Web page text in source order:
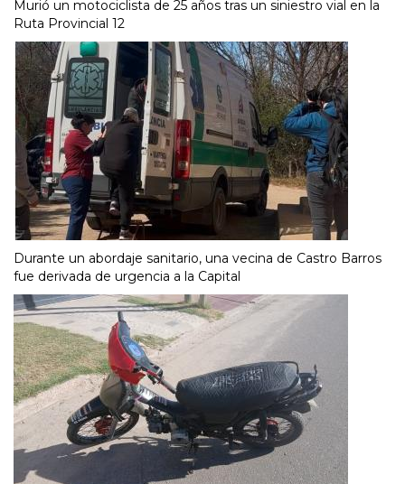
Murió un motociclista de 25 años tras un siniestro vial en la
Ruta Provincial 12
Durante un abordaje sanitario, una vecina de Castro Barros
fue derivada de urgencia a la Capital